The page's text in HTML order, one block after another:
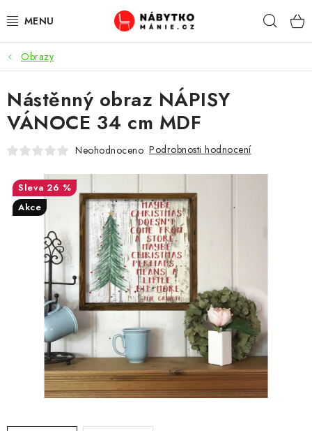
na
OBÝVACÍ POKOJ
KUCHYŇ A JÍDELNA
LOŽNICE
KANCELÁŘ / PRACOVNA
KOUPELNA A WC
PŘEDSÍŇ
CHOVATELSKÉ POTŘEBY
DOPLŇKY A DEKORACE
ZAHRADA
OSTATNÍ
Obrazy
Nástěnný obraz NÁPISY
VÁNOCE 34 cm MDF
Neohodnoceno Podrobnosti hodnocení
26 %
Akce